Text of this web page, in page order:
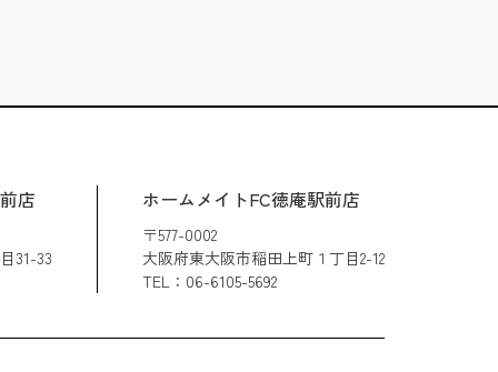
店
31-33
ホームメイトFC徳庵駅前店
〒577-0002
大阪府東大阪市稲田上町１丁目2-12
TEL：06-6105-5692